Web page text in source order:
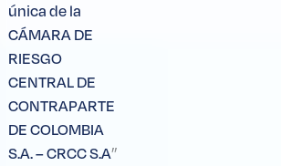
única de la
CÁMARA DE
RIESGO
CENTRAL DE
CONTRAPARTE
DE COLOMBIA
S.A. – CRCC S.A”